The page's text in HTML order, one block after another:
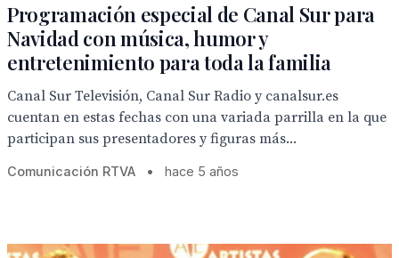
Programación especial de Canal Sur para
Navidad con música, humor y
entretenimiento para toda la familia
Canal Sur Televisión, Canal Sur Radio y canalsur.es
cuentan en estas fechas con una variada parrilla en la que
participan sus presentadores y figuras más...
Comunicación RTVA • hace 5 años